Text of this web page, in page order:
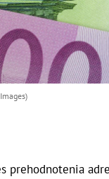
prehodnotenia